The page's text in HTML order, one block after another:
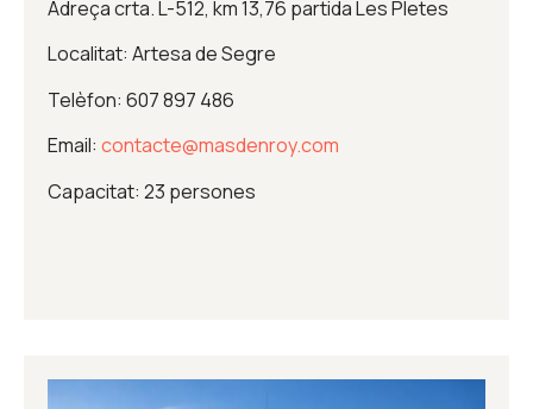
Adreça crta. L-512, km 13,76 partida Les Pletes
Localitat: Artesa de Segre
Telèfon: 607 897 486
Email: contacte@masdenroy.com
Capacitat: 23 persones